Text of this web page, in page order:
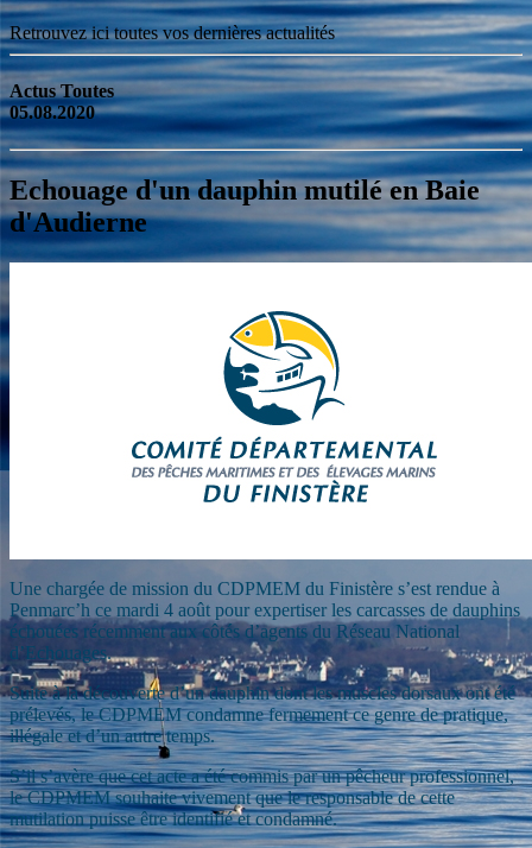
Retrouvez ici toutes vos dernières actualités
Actus Toutes
05.08.2020
Echouage d'un dauphin mutilé en Baie
d'Audierne
Une chargée de mission du CDPMEM du Finistère s’est rendue à
Penmarc’h ce mardi 4 août pour expertiser les carcasses de dauphins
échouées récemment aux côtés d’agents du Réseau National
d’Echouages.
Suite à la découverte d’un dauphin dont les muscles dorsaux ont été
prélevés, le CDPMEM condamne fermement ce genre de pratique,
illégale et d’un autre temps.
S’il s’avère que cet acte a été commis par un pêcheur professionnel,
le CDPMEM souhaite vivement que le responsable de cette
mutilation puisse être identifié et condamné.